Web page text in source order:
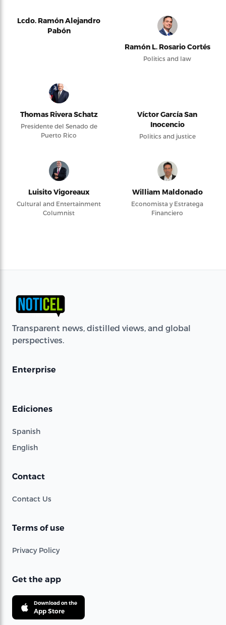
Lcdo. Ramón Alejandro
Pabón
Ramón L. Rosario Cortés
Politics and law
Thomas Rivera Schatz
Presidente del Senado de
Puerto Rico
Víctor García San
Inocencio
Politics and justice
Luisito Vigoreaux
Cultural and Entertainment
Columnist
William Maldonado
Economista y Estratega
Financiero
Transparent news, distilled views, and global
perspectives.
Enterprise
Ediciones
Spanish
English
Contact
Contact Us
Terms of use
Privacy Policy
Get the app
Download on the
App Store